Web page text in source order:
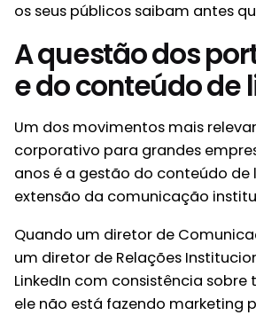
os seus públicos saibam antes
A questão dos
e do conteúdo de
Um dos movimentos mais
corporativo para grandes
anos é a gestão do conteúdo
extensão da comunicação
Quando um diretor de
um diretor de Relações
LinkedIn com consistência sobre
ele não está fazendo marketing